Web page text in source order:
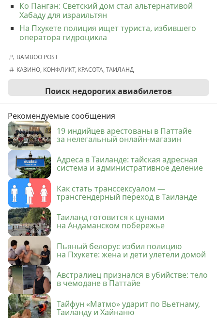
Ко Панган: Светский дом стал альтернативой
Хабаду для израильтян
На Пхукете полиция ищет туриста, избившего
оператора гидроцикла
BAMBOO POST
КАЗИНО, КОНФЛИКТ, КРАСОТА,ТАИЛАНД
Поиск недорогих авиабилетов
Рекомендуемые сообщения
19 индийцев арестованы в Паттайе
за нелегальный онлайн-магазин
Адреса в Таиланде: тайская адресная
система и административное деление
Как стать транссексуалом —
трансгендерный переход в Таиланде
Таиланд готовится к цунами
на Андаманском побережье
Пьяный белорус избил полицию
на Пхукете: жена и дети улетели домой
Австралиец признался в убийстве: тело
в чемодане в Паттайе
Тайфун «Матмо» ударит по Вьетнаму,
Таиланду и Хайнаню